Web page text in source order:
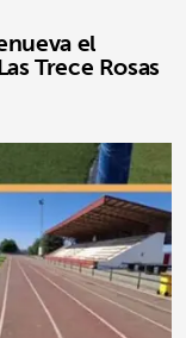
el
Trece Rosas